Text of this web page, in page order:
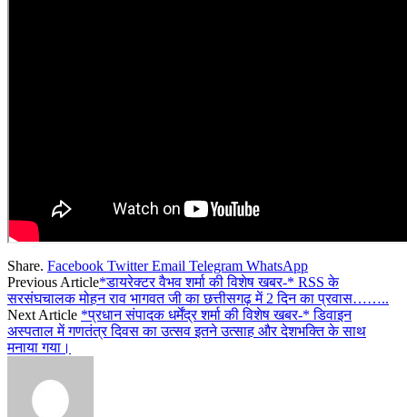
Share. Facebook Twitter Email Telegram WhatsApp
Previous Article*डायरेक्टर वैभव शर्मा की विशेष खबर-* RSS के
सरसंघचालक मोहन राव भागवत जी का छत्तीसगढ़ में 2 दिन का प्रवास……..
Next Article *प्रधान संपादक धर्मेंद्र शर्मा की विशेष खबर-* डिवाइन
अस्पताल में गणतंत्र दिवस का उत्सव इतने उत्साह और देशभक्ति के साथ
मनाया गया।